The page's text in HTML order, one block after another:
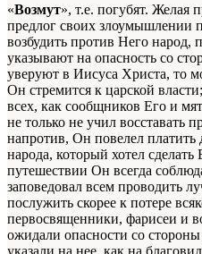
«Возмут», т.е. погубят. Желая
предлог своих злоумышлении
возбудить против Него народ,
указывают на опасность со
уверуют в Иисуса Христа, то
Он стремится к царской
всех, как сообщников Его и
не только не учил восставать
напротив, Он повелел платить
народа, который хотел
путешествии Он всегда
заповедовал всем проводить
послужить скорее к потере
первосвященники, фарисеи и
ожидали опасности со
указали на нее, как на